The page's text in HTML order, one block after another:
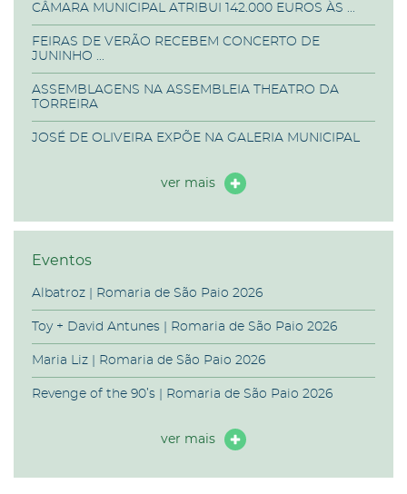
CÂMARA MUNICIPAL ATRIBUI 142.000 EUROS ÀS ...
FEIRAS DE VERÃO RECEBEM CONCERTO DE
JUNINHO ...
ASSEMBLAGENS NA ASSEMBLEIA THEATRO DA
TORREIRA
JOSÉ DE OLIVEIRA EXPÕE NA GALERIA MUNICIPAL
ver mais
Eventos
Albatroz | Romaria de São Paio 2026
Toy + David Antunes | Romaria de São Paio 2026
Maria Liz | Romaria de São Paio 2026
Revenge of the 90’s | Romaria de São Paio 2026
ver mais